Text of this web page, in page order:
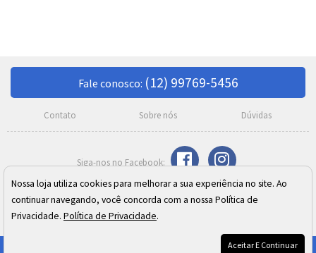
Fale conosco: (12) 99769-5456
Contato Sobre nós Dúvidas
Razão Social: Meire C. Moreno Silva SJ Campos ME
CNPJ: 02.410.973/0001-24
Endereço: Rua Cel. José Monteiro, 392 - Centro - São José dos Campos/SP
Nossa loja utiliza cookies para melhorar a sua experiência no site. Ao
continuar navegando, você concorda com a nossa Política de
Privacidade. Política de Privacidade.
Aceitar E Continuar